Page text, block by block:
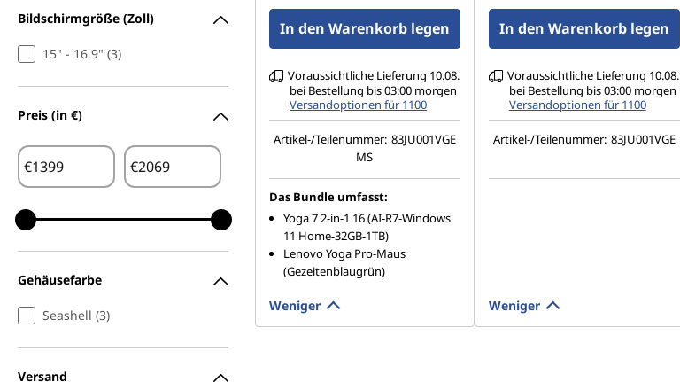
Bildschirmgröße (Zoll)
15" - 16.9" (3)
Preis (in €)
€ €
Gehäusefarbe
Seashell (3)
Versand
In den Warenkorb legen
Voraussichtliche Lieferung 10.08.
bei Bestellung bis 03:00 morgen
Versandoptionen für 1100
Artikel-/Teilenummer: 83JU001VGE
MS
Das Bundle umfasst:
Yoga 7 2-in-1 16 (AI-R7-Windows
11 Home-32GB-1TB)
Lenovo Yoga Pro-Maus
(Gezeitenblaugrün)
Weniger
In den Warenkorb legen
Voraussichtliche Lieferung 10.08.
bei Bestellung bis 03:00 morgen
Versandoptionen für 1100
Artikel-/Teilenummer: 83JU001VGE
Weniger